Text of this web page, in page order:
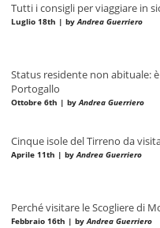
Tutti i consigli per viaggiare in
Luglio 18th | byAndrea Guerriero
Status residente non abituale:
Portogallo
Ottobre 6th | byAndrea Guerriero
Cinque isole del Tirreno da
Aprile 11th | byAndrea Guerriero
Perché visitare le Scogliere di
Febbraio 16th | byAndrea Guerriero